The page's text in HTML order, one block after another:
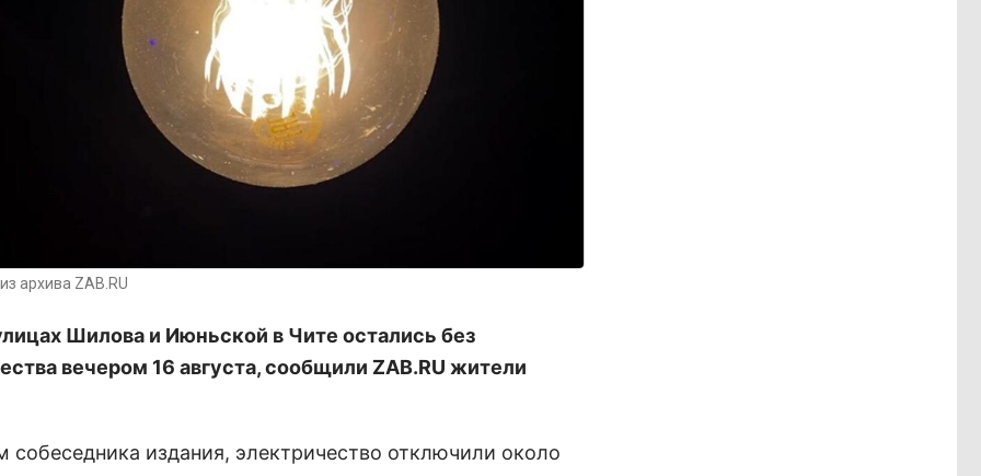
архива ZAB.RU
Шилова и Июньской в Чите остались без
вечером 16 августа, сообщили ZAB.RU жители
собеседника издания, электричество отключили около